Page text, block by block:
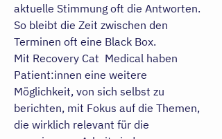
aktuelle Stimmung oft die Antworten.
So bleibt die Zeit zwischen den
Terminen oft eine Black Box.
Mit Recovery Cat Medical haben
Patient:innen eine weitere
Möglichkeit, von sich selbst zu
berichten, mit Fokus auf die Themen,
die wirklich relevant für die